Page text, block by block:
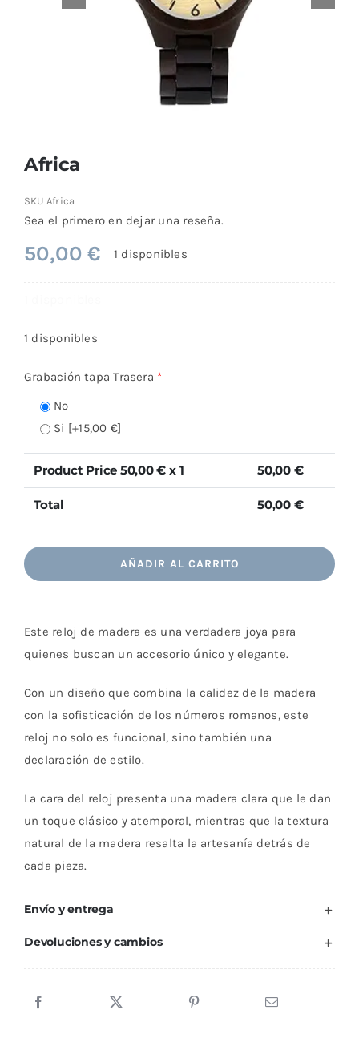
Africa
SKU Africa
Sea el primero en dejar una reseña.
50,00€ 1 disponibles
1 disponibles
Grabación tapa Trasera *
No
Si [+15,00 €]
Product Price 50,00€ x 1 50,00€
Total 50,00€
AÑADIR AL CARRITO
Este reloj de madera es una verdadera joya para
quienes buscan un accesorio único y elegante.
Con un diseño que combina la calidez de la madera
con la sofisticación de los números romanos, este
reloj no solo es funcional, sino también una
declaración de estilo.
La cara del reloj presenta una madera clara que le dan
un toque clásico y atemporal, mientras que la textura
natural de la madera resalta la artesanía detrás de
cada pieza.
Envío y entrega
Devoluciones y cambios